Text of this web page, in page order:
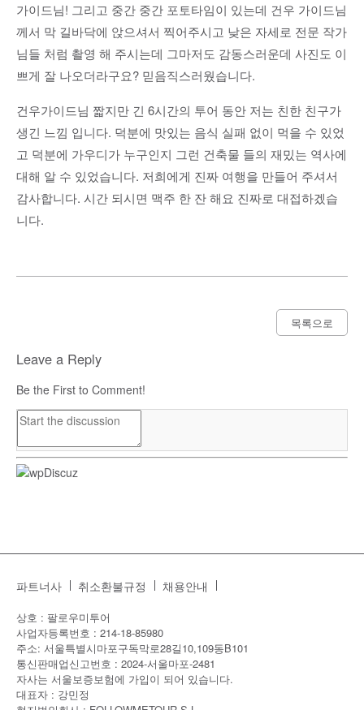
가이드님! 그리고 중간 중간 포토타임이 있는데 건우 가이드님
께서 막 길바닥에 앉으셔서 찍어주시고 낮은 자세로 전문 작가
님들 처럼 촬영 해 주시는데 그마저도 감동스러운데 사진도 이
쁘게 잘 나오더라구요? 믿음직스러웠습니다.
건우가이드님 짧지만 긴 6시간의 투어 동안 저는 친한 친구가
생긴 느낌 입니다. 덕분에 맛있는 음식 실패 없이 먹을 수 있었
고 덕분에 가우디가 누구인지 그런 건축물 들의 재밌는 역사에
대해 알 수 있었습니다. 저희에게 진짜 여행을 만들어 주셔서
감사합니다. 시간 되시면 맥주 한 잔 해요 진짜로 대접하겠습
니다.
목록으로
Leave a Reply
Be the First to Comment!
파트너사 취소환불규정 채용안내
상호 : 팔로우미투어
사업자등록번호 : 214-18-85980
주소: 서울특별시마포구독막로28길10,109동B101
통신판매업신고번호 : 2024-서울마포-2481
자사는 서울보증보험에 가입이 되어 있습니다.
대표자 : 강민정